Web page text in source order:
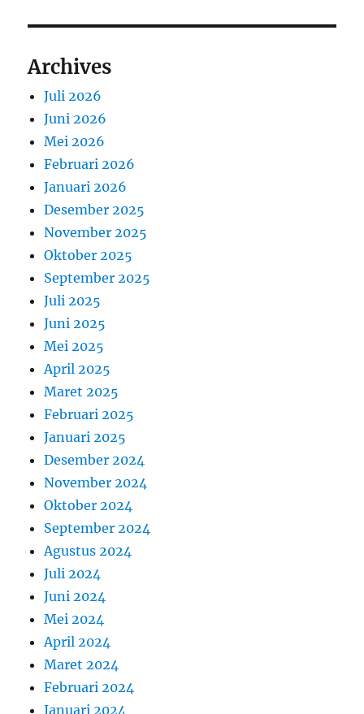
Archives
Juli 2026
Juni 2026
Mei 2026
Februari 2026
Januari 2026
Desember 2025
November 2025
Oktober 2025
September 2025
Juli 2025
Juni 2025
Mei 2025
April 2025
Maret 2025
Februari 2025
Januari 2025
Desember 2024
November 2024
Oktober 2024
September 2024
Agustus 2024
Juli 2024
Juni 2024
Mei 2024
April 2024
Maret 2024
Februari 2024
Januari 2024